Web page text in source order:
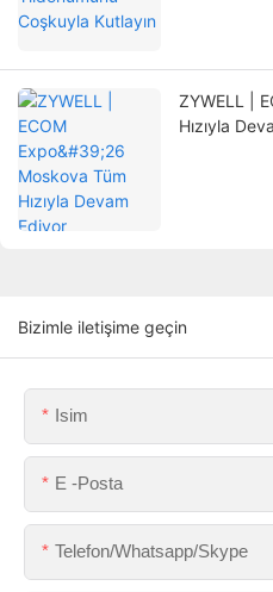
ZYWELL |
Hızıyla
Bizimle iletişime geçin
Isim
E -posta
Telefon/Whatsapp/Skype